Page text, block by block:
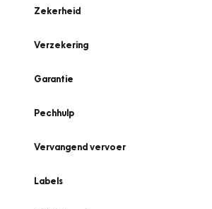
Zekerheid
Verzekering
Garantie
Pechhulp
Vervangend vervoer
Labels